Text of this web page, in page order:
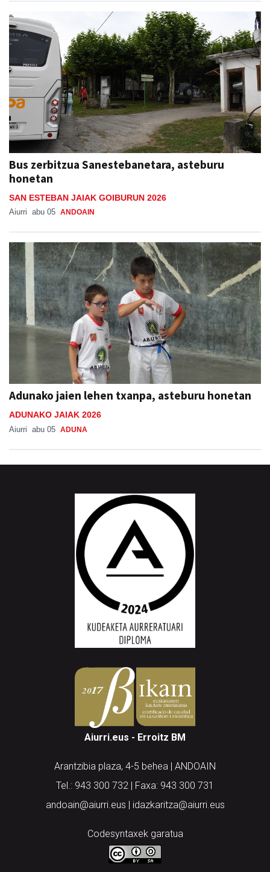
Bus zerbitzua Sanestebanetara, asteburu
honetan
SAN ESTEBAN JAIAK GOIBURUN 2026
Aiurri abu 05 ANDOAIN
Adunako jaien lehen txanpa, asteburu honetan
ADUNAKO JAIAK 2026
Aiurri abu 05 ADUNA
Aiurri.eus - Erroitz BM
Arantzibia plaza, 4-5 behea | ANDOAIN
Tel.: 943 300 732 | Faxa: 943 300 731
andoain@aiurri.eus | idazkaritza@aiurri.eus
Codesyntaxek garatua